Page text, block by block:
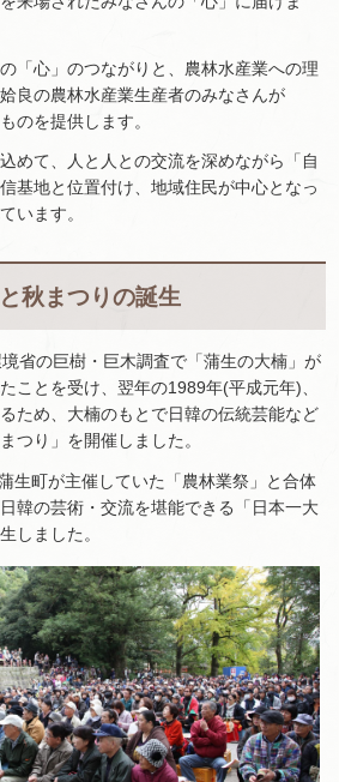
「心」のつながりと、農林水産業への理
良の農林水産業生産者のみなさんが
のを提供します。
めて、人と人との交流を深めながら「自
基地と位置付け、地域住民が中心となっ
います。
秋まつりの誕生
省の巨樹・巨木調査で「蒲生の大楠」が
ことを受け、翌年の1989年(平成元年)、
ため、大楠のもとで日韓の伝統芸能など
つり」を開催しました。
生町が主催していた「農林業祭」と合体
韓の芸術・交流を堪能できる「日本一大
しました。